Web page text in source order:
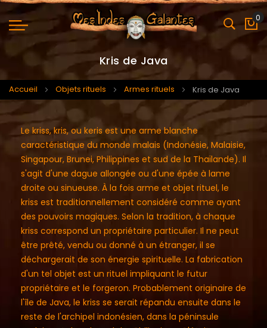
0
Kris de Java
Accueil Objets rituels Armes rituels Kris de Java
Le kriss, kris, ou keris est une arme blanche
caractéristique du monde malais (Indonésie, Malaisie,
Singapour, Brunei, Philippines et sud de la Thaïlande). Il
s'agit d'une dague allongée ou d'une épée à lame
droite ou sinueuse. À la fois arme et objet rituel, le
kriss est traditionnellement considéré comme ayant
des pouvoirs magiques. Selon la tradition, à chaque
kriss correspond un propriétaire particulier. Il ne peut
être prêté, vendu ou donné à un étranger, il se
déchargerait de son énergie spirituelle. La fabrication
d'un tel objet est un rituel impliquant le futur
propriétaire et le forgeron. Probablement originaire de
l'île de Java, le kriss se serait répandu ensuite dans le
reste de l'archipel indonésien, dans la péninsule